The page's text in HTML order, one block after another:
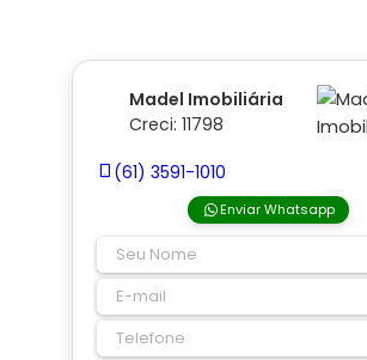
Madel Imobiliária
Creci: 11798
(61) 3591-1010
Enviar Whatsapp